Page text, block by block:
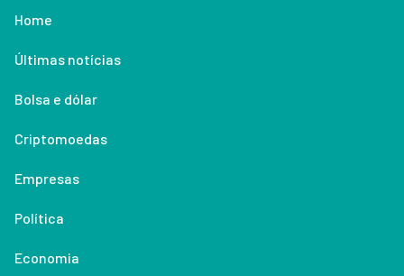
Home
Últimas notícias
Bolsa e dólar
Criptomoedas
Empresas
Política
Economia